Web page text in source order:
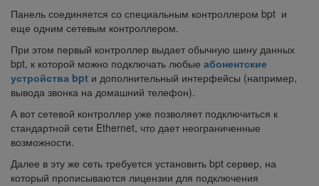
Панель соединяется со специальным контроллером bpt и
еще одним сетевым контроллером.
При этом первый контроллер выдает обычную шину данных
bpt, к которой можно подключать любые абонентские
устройства bpt и дополнительный интерфейсы (например,
вывода звонка на домашний телефон).
А вот сетевой контроллер уже позволяет подключиться к
стандартной сети Ethernet, что дает неограниченные
возможности.
Далее в эту же сеть требуется установить bpt сервер, на
который прописываются лицензии для подключения